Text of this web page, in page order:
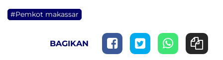
#Pemkot makassar
BAGIKAN